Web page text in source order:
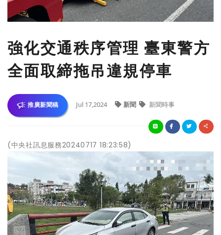
強化交通秩序管理 臺東警方
全面取締拖吊違規停車
推廣新聞稿 Jul 17,2024 新聞 新聞時事
(中央社訊息服務20240717 18:23:58)